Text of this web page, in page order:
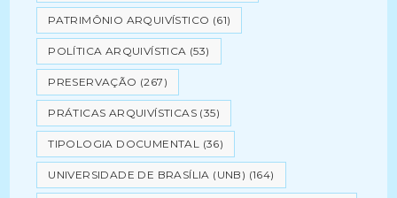
PATRIMÔNIO ARQUIVÍSTICO (61)
POLÍTICA ARQUIVÍSTICA (53)
PRESERVAÇÃO (267)
PRÁTICAS ARQUIVÍSTICAS (35)
TIPOLOGIA DOCUMENTAL (36)
UNIVERSIDADE DE BRASÍLIA (UNB) (164)